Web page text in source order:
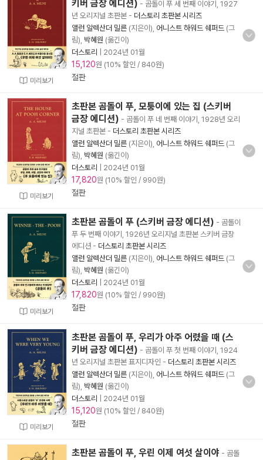
미리보기
키버 금장 에디션) - 곰돌이 푸 세 번째 이야기, 1927
년 오리지널 초판본 - 더스토리 초판본 시리즈
앨런 알렉산더 밀른 (지은이), 어니스트 하워드 쉐퍼드 (그
림), 박혜원 (옮긴이)
더스토리
2024년 01월
15,120원 (10% 할인 / 840원)
절판
미리보기
초판본 곰돌이 푸, 모퉁이에 있는 집 (스키버
금장 에디션) - 곰돌이 푸 네 번째 이야기, 1928년 오리
지널 초판본 - 더스토리 초판본 시리즈
앨런 알렉산더 밀른 (지은이), 어니스트 하워드 쉐퍼드 (그
림), 박혜원 (옮긴이)
더스토리
2024년 01월
17,820원 (10% 할인 / 990원)
절판
미리보기
초판본 곰돌이 푸 (스키버 금장 에디션) - 곰돌이
푸 두 번째 이야기, 1926년 오리지널 초판본 스키버 금장
에디션 - 더스토리 초판본 시리즈
앨런 알렉산더 밀른 (지은이), 어니스트 하워드 쉐퍼드 (그
림), 박혜원 (옮긴이)
더스토리
2024년 01월
17,820원 (10% 할인 / 990원)
절판
미리보기
초판본 곰돌이 푸, 우리가 아주 어렸을 때 (스
키버 금장 에디션) - 곰돌이 푸 첫 번째 이야기, 1924
년 오리지널 초판본 표지디자인 - 더스토리 초판본 시리즈
앨런 알렉산더 밀른 (지은이), 어니스트 하워드 쉐퍼드 (그
림), 박혜원 (옮긴이)
더스토리
2024년 01월
15,120원 (10% 할인 / 840원)
절판
초판본 곰돌이 푸, 우린 이제 여섯 살이야 - 곰돌